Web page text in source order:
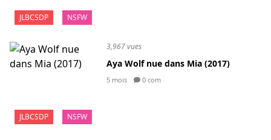
JLBCSDP NSFW
JLBCSDP NSFW
3,967 vues
Aya Wolf nue dans Mia (2017)
5 mois 0 com